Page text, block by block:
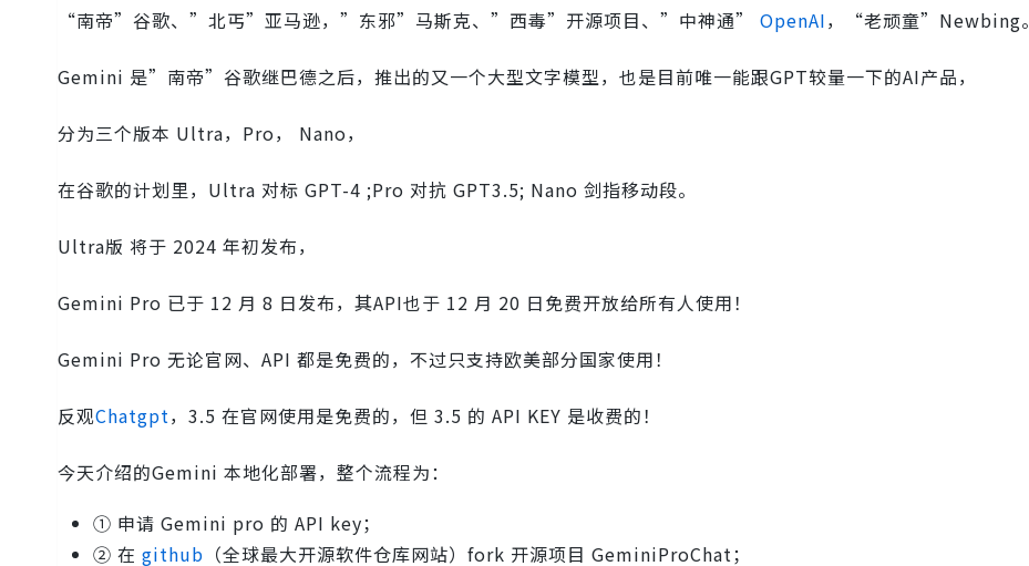
“南帝”谷歌、”北丐”亚马逊，”东邪”马斯克、”西毒”开源项目、”中神通” OpenAI，“老顽童”Newbing。
Gemini 是”南帝”谷歌继巴德之后，推出的又一个大型文字模型，也是目前唯一能跟GPT较量一下的AI产品，
分为三个版本 Ultra，Pro， Nano，
在谷歌的计划里，Ultra 对标 GPT-4 ;Pro 对抗 GPT3.5; Nano 剑指移动段。
Ultra版 将于 2024 年初发布，
Gemini Pro 已于 12 月 8 日发布，其API也于 12 月 20 日免费开放给所有人使用！
Gemini Pro 无论官网、API 都是免费的，不过只支持欧美部分国家使用！
反观Chatgpt，3.5 在官网使用是免费的，但 3.5 的 API KEY 是收费的！
今天介绍的Gemini 本地化部署，整个流程为：
① 申请 Gemini pro 的 API key；
② 在 github （全球最大开源软件仓库网站）fork 开源项目 GeminiProChat；